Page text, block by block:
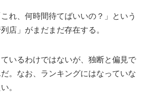
れ、何時間待てばいいの？」という
店」がまだまだ存在する。
いるわけではないが、独断と偏見で
。なお、ランキングにはなっていな
。